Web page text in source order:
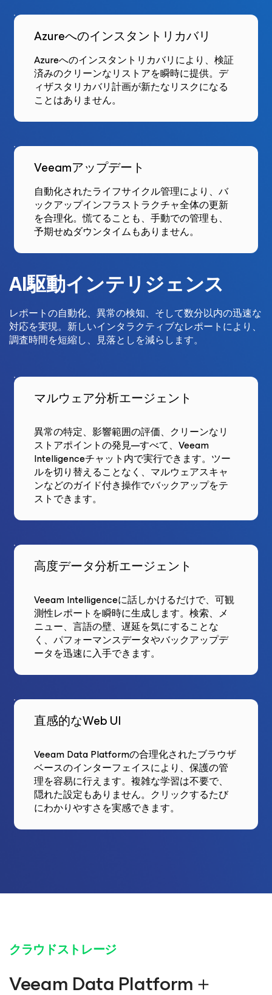
Azureへのインスタントリカバリ
Azureへのインスタントリカバリにより、検証
済みのクリーンなリストアを瞬時に提供。デ
ィザスタリカバリ計画が新たなリスクになる
ことはありません。
Veeamアップデート
自動化されたライフサイクル管理により、バ
ックアップインフラストラクチャ全体の更新
を合理化。慌てることも、手動での管理も、
予期せぬダウンタイムもありません。
AI駆動インテリジェンス
レポートの自動化、異常の検知、そして数分以内の迅速な
対応を実現。新しいインタラクティブなレポートにより、
調査時間を短縮し、見落としを減らします。
マルウェア分析エージェント
異常の特定、影響範囲の評価、クリーンなリ
ストアポイントの発見—すべて、Veeam
Intelligenceチャット内で実行できます。ツー
ルを切り替えることなく、マルウェアスキャ
ンなどのガイド付き操作でバックアップをテ
ストできます。
高度データ分析エージェント
Veeam Intelligenceに話しかけるだけで、可観
測性レポートを瞬時に生成します。検索、メ
ニュー、言語の壁、遅延を気にすることな
く、パフォーマンスデータやバックアップデ
ータを迅速に入手できます。
直感的なWeb UI
Veeam Data Platformの合理化されたブラウザ
ベースのインターフェイスにより、保護の管
理を容易に行えます。複雑な学習は不要で、
隠れた設定もありません。クリックするたび
にわかりやすさを実感できます。
クラウドストレージ
Veeam Data Platform＋